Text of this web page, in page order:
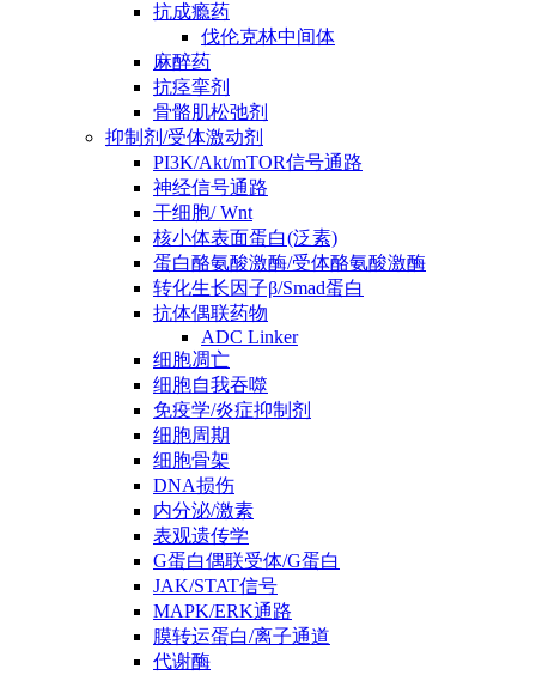
抗成瘾药
伐伦克林中间体
麻醉药
抗痉挛剂
骨骼肌松弛剂
抑制剂/受体激动剂
PI3K/Akt/mTOR信号通路
神经信号通路
干细胞/ Wnt
核小体表面蛋白(泛素)
蛋白酪氨酸激酶/受体酪氨酸激酶
转化生长因子β/Smad蛋白
抗体偶联药物
ADC Linker
细胞凋亡
细胞自我吞噬
免疫学/炎症抑制剂
细胞周期
细胞骨架
DNA损伤
内分泌/激素
表观遗传学
G蛋白偶联受体/G蛋白
JAK/STAT信号
MAPK/ERK通路
膜转运蛋白/离子通道
代谢酶